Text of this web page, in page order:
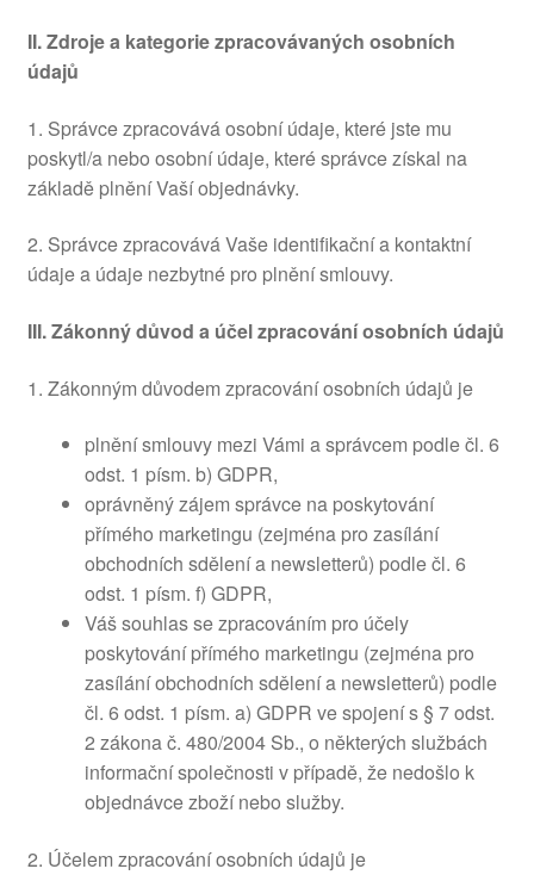
II.Zdroje a kategorie zpracovávaných osobních
údajů
1. Správce zpracovává osobní údaje, které jste mu
poskytl/a nebo osobní údaje, které správce získal na
základě plnění Vaší objednávky.
2. Správce zpracovává Vaše identifikační a kontaktní
údaje a údaje nezbytné pro plnění smlouvy.
III.Zákonný důvod a účel zpracování osobních údajů
1. Zákonným důvodem zpracování osobních údajů je
plnění smlouvy mezi Vámi a správcem podle čl. 6
odst. 1 písm. b) GDPR,
oprávněný zájem správce na poskytování
přímého marketingu (zejména pro zasílání
obchodních sdělení a newsletterů) podle čl. 6
odst. 1 písm. f) GDPR,
Váš souhlas se zpracováním pro účely
poskytování přímého marketingu (zejména pro
zasílání obchodních sdělení a newsletterů) podle
čl. 6 odst. 1 písm. a) GDPR ve spojení s § 7 odst.
2 zákona č. 480/2004 Sb., o některých službách
informační společnosti v případě, že nedošlo k
objednávce zboží nebo služby.
2. Účelem zpracování osobních údajů je